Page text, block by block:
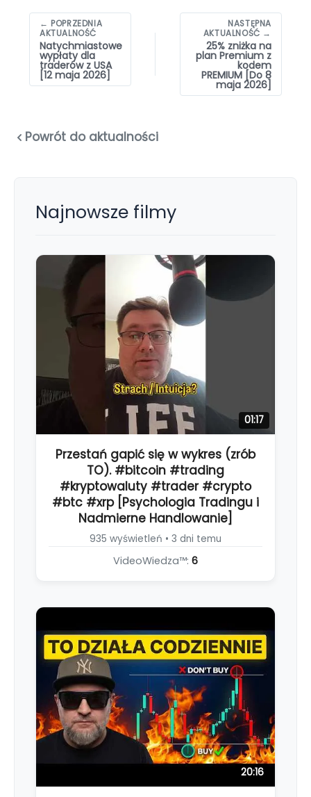
Nawigacja
wpisów
← POPRZEDNIA
AKTUALNOŚĆ
Natychmiastowe
wypłaty dla
traderów z USA
[12 maja 2026]
NASTĘPNA
AKTUALNOŚĆ →
25% zniżka na
plan Premium z
kodem
PREMIUM [Do 8
maja 2026]
Powrót do aktualności
Najnowsze filmy
01:17
Przestań gapić się w wykres (zrób
TO). #bitcoin #trading
#kryptowaluty #trader #crypto
#btc #xrp [Psychologia Tradingu i
Nadmierne Handlowanie]
935 wyświetleń • 3 dni temu
VideoWiedza™: 6
20:16